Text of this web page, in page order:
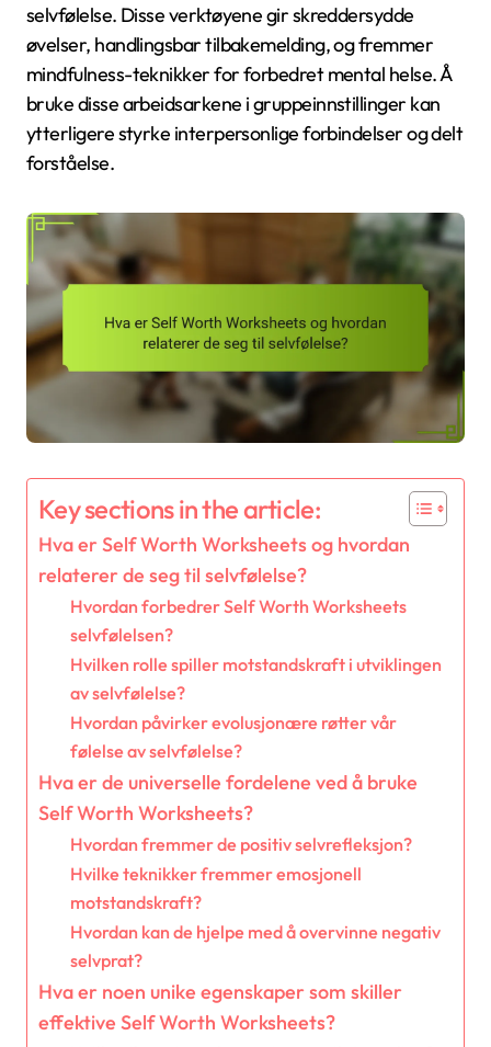
selvfølelse. Disse verktøyene gir skreddersydde
øvelser, handlingsbar tilbakemelding, og fremmer
mindfulness-teknikker for forbedret mental helse. Å
bruke disse arbeidsarkene i gruppeinnstillinger kan
ytterligere styrke interpersonlige forbindelser og delt
forståelse.
Key sections in the article:
Hva er Self Worth Worksheets og hvordan
relaterer de seg til selvfølelse?
Hvordan forbedrer Self Worth Worksheets
selvfølelsen?
Hvilken rolle spiller motstandskraft i utviklingen
av selvfølelse?
Hvordan påvirker evolusjonære røtter vår
følelse av selvfølelse?
Hva er de universelle fordelene ved å bruke
Self Worth Worksheets?
Hvordan fremmer de positiv selvrefleksjon?
Hvilke teknikker fremmer emosjonell
motstandskraft?
Hvordan kan de hjelpe med å overvinne negativ
selvprat?
Hva er noen unike egenskaper som skiller
effektive Self Worth Worksheets?